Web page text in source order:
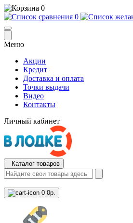
0
0
Меню
Акции
Кредит
Доставка и оплата
Точки выдачи
Видео
Контакты
Личный кабинет
Каталог товаров
0 0р.